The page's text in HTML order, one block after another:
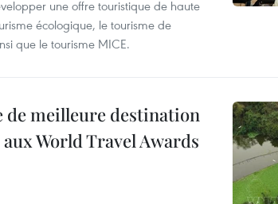
une offre touristique de haute
écologique, le tourisme de
que le tourisme MICE.
meilleure destination
World Travel Awards